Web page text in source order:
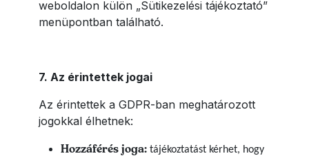
weboldalon külön „Sütikezelési tájékoztató”
menüpontban található.
7. Az érintettek jogai
Az érintettek a GDPR-ban meghatározott
jogokkal élhetnek:
Hozzáférés joga: tájékoztatást kérhet, hogy